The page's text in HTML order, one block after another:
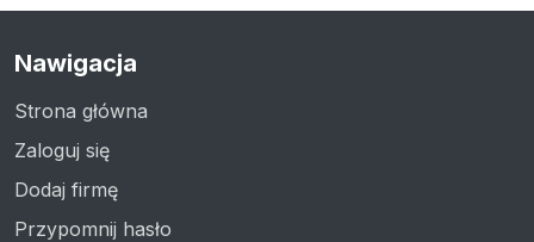
Nawigacja
Strona główna
Zaloguj się
Dodaj firmę
Przypomnij hasło